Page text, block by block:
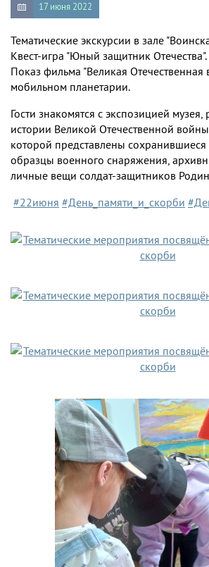
17 июня 2022
Тематические экскурсии в зале
Квест-игра "Юный защитник Отечества".
Показ фильма "Великая Отечественная
мобильном планетарии.
Гости знакомятся с экспозицией
истории Великой Отечественной
которой представлены
образцы военного снаряжения,
личные вещи солдат-защитников
#22июня #День_памяти_и_скорби